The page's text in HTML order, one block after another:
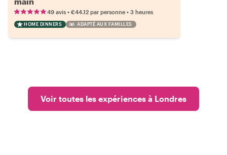
49 avis • €44.12 par personne • 3 heures
HOME DINNERS ADAPTÉ AUX FAMILLES
Voir toutes les expériences à Londres